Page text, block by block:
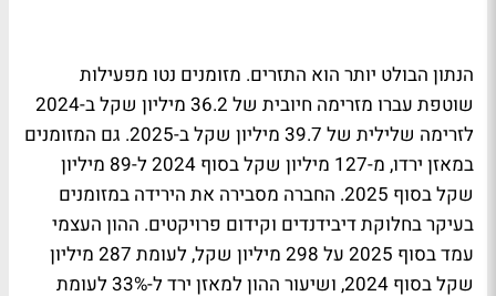
הנתון הבולט יותר הוא התזרים. מזומנים נטו מפעילות
שוטפת עברו מזרימה חיובית של 36.2 מיליון שקל ב-2024
לזרימה שלילית של 39.7 מיליון שקל ב-2025. גם המזומנים
במאזן ירדו, מ-127 מיליון שקל בסוף 2024 ל-89 מיליון
שקל בסוף 2025. החברה מסבירה את הירידה במזומנים
בעיקר בחלוקת דיבידנדים וקידום פרויקטים. ההון העצמי
עמד בסוף 2025 על 298 מיליון שקל, לעומת 287 מיליון
שקל בסוף 2024, ושיעור ההון למאזן ירד ל-33% לעומת